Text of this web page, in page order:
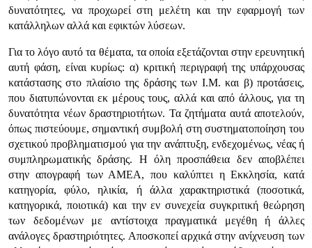
δυνατότητες, να προχωρεί στη μελέτη και την εφαρμογή των
κατάλληλων αλλά και εφικτών λύσεων.
Για το λόγο αυτό τα θέματα, τα οποία εξετάζονται στην ερευνητική
αυτή φάση, είναι κυρίως: α) κριτική περιγραφή της υπάρχουσας
κατάστασης στο πλαίσιο της δράσης των Ι.Μ. και β) προτάσεις,
που διατυπώνονται εκ μέρους τους, αλλά και από άλλους, για τη
δυνατότητα νέων δραστηριοτήτων. Τα ζητήματα αυτά αποτελούν,
όπως πιστεύουμε, σημαντική συμβολή στη συστηματοποίηση του
σχετικού προβληματισμού για την ανάπτυξη, ενδεχομένως, νέας ή
συμπληρωματικής δράσης. Η όλη προσπάθεια δεν αποβλέπει
στην απογραφή των ΑΜΕΑ, που καλύπτει η Εκκλησία, κατά
κατηγορία, φύλο, ηλικία, ή άλλα χαρακτηριστικά (ποσοτικά,
κατηγορικά, ποιοτικά) και την εν συνεχεία συγκριτική θεώρηση
των δεδομένων με αντίστοιχα πραγματικά μεγέθη ή άλλες
ανάλογες δραστηριότητες. Αποσκοπεί αρχικά στην ανίχνευση των